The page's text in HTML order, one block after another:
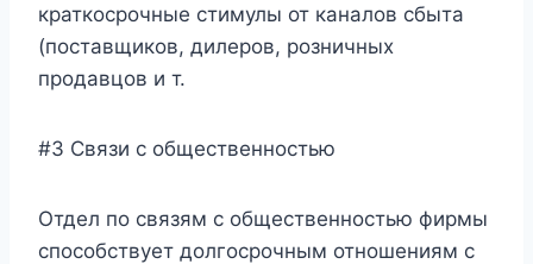
краткосрочные стимулы от каналов сбыта
(поставщиков, дилеров, розничных
продавцов и т.
#3 Связи с общественностью
Отдел по связям с общественностью фирмы
способствует долгосрочным отношениям с